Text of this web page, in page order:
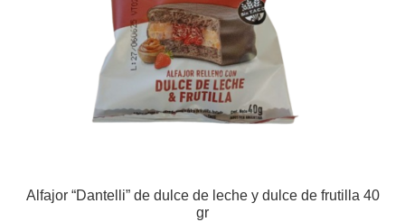
Alfajor “Dantelli” de dulce de leche y dulce de frutilla 40
gr